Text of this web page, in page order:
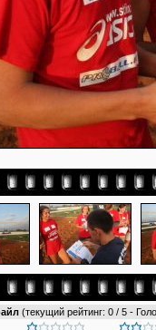
(текущий рейтинг: 0 / 5 -